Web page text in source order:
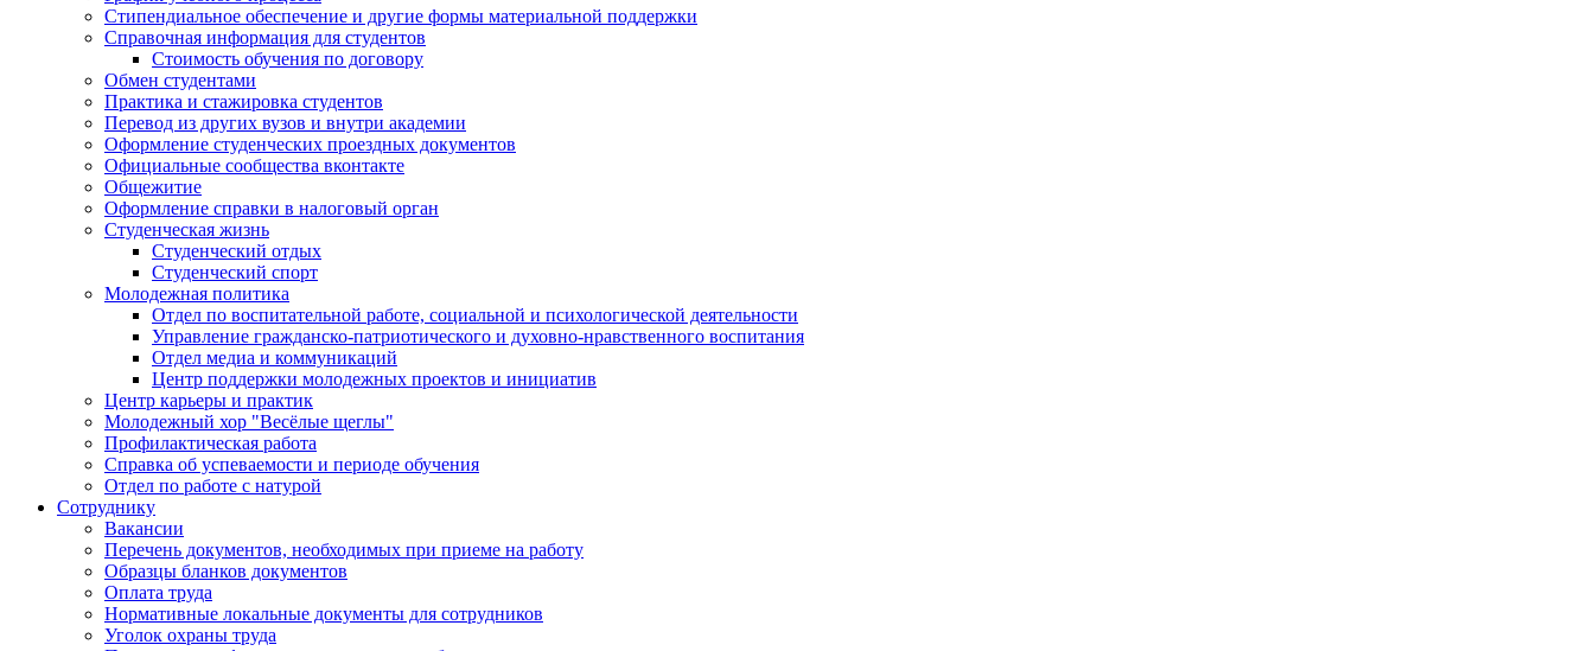
Стипендиальное обеспечение и другие формы материальной поддержки
Справочная информация для студентов
Cтоимость обучения по договору
Обмен студентами
Практика и стажировка студентов
Перевод из других вузов и внутри академии
Оформление студенческих проездных документов
Официальные сообщества вконтакте
Общежитие
Оформление справки в налоговый орган
Студенческая жизнь
Студенческий отдых
Студенческий спорт
Молодежная политика
Отдел по воспитательной работе, социальной и психологической деятельности
Управление гражданско-патриотического и духовно-нравственного воспитания
Отдел медиа и коммуникаций
Центр поддержки молодежных проектов и инициатив
Центр карьеры и практик
Молодежный хор "Весёлые щеглы"
Профилактическая работа
Справка об успеваемости и периоде обучения
Отдел по работе с натурой
Сотруднику
Вакансии
Перечень документов, необходимых при приеме на работу
Образцы бланков документов
Оплата труда
Нормативные локальные документы для сотрудников
Уголок охраны труда